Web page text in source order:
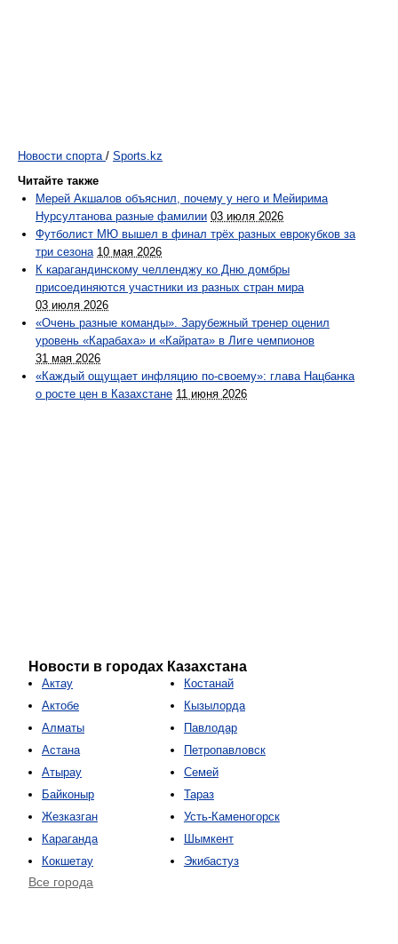
Новости спорта / Sports.kz
Читайте также
Мерей Акшалов объяснил, почему у него и Мейирима
Нурсултанова разные фамилии 03 июля 2026
Футболист МЮ вышел в финал трёх разных еврокубков за
три сезона 10 мая 2026
К карагандинскому челленджу ко Дню домбры
присоединяются участники из разных стран мира
03 июля 2026
«Очень разные команды». Зарубежный тренер оценил
уровень «Карабаха» и «Кайрата» в Лиге чемпионов
31 мая 2026
«Каждый ощущает инфляцию по-своему»: глава Нацбанка
о росте цен в Казахстане 11 июня 2026
Новости в городах Казахстана
Актау
Актобе
Алматы
Астана
Атырау
Байконыр
Жезказган
Караганда
Кокшетау
Костанай
Кызылорда
Павлодар
Петропавловск
Семей
Тараз
Усть-Каменогорск
Шымкент
Экибастуз
Все города